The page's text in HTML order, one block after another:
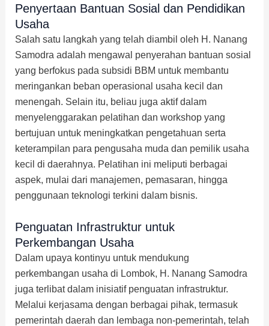
Penyertaan Bantuan Sosial dan Pendidikan
Usaha
Salah satu langkah yang telah diambil oleh H. Nanang
Samodra adalah mengawal penyerahan bantuan sosial
yang berfokus pada subsidi BBM untuk membantu
meringankan beban operasional usaha kecil dan
menengah. Selain itu, beliau juga aktif dalam
menyelenggarakan pelatihan dan workshop yang
bertujuan untuk meningkatkan pengetahuan serta
keterampilan para pengusaha muda dan pemilik usaha
kecil di daerahnya. Pelatihan ini meliputi berbagai
aspek, mulai dari manajemen, pemasaran, hingga
penggunaan teknologi terkini dalam bisnis.
Penguatan Infrastruktur untuk
Perkembangan Usaha
Dalam upaya kontinyu untuk mendukung
perkembangan usaha di Lombok, H. Nanang Samodra
juga terlibat dalam inisiatif penguatan infrastruktur.
Melalui kerjasama dengan berbagai pihak, termasuk
pemerintah daerah dan lembaga non-pemerintah, telah